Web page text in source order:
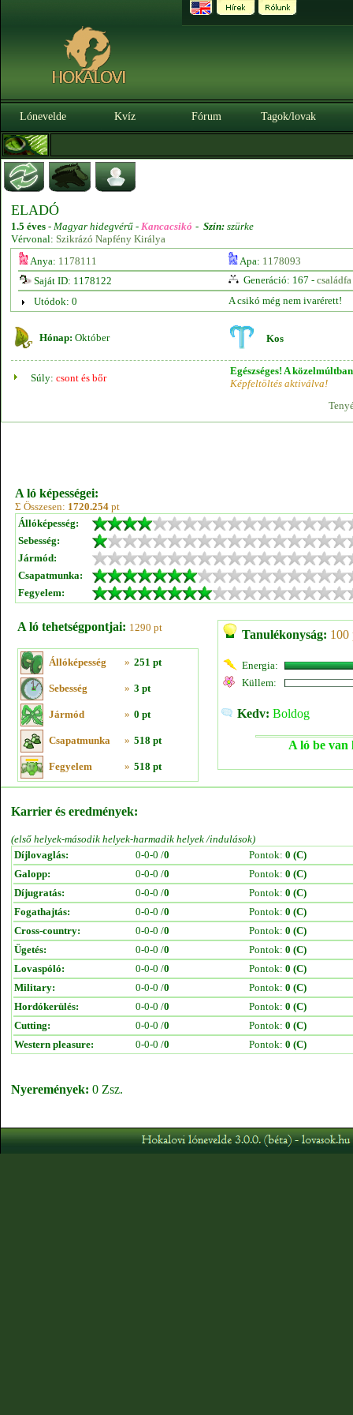
Lónevelde Kvíz Fórum Tagok/lovak
ELADÓ
1.5 éves - Magyar hidegvérű - Kancacsikó - Szín: szürke
Vérvonal: Szikrázó Napfény Királya
Anya: 1178111 Apa: 1178093
Saját ID: 1178122
Generáció: 167 - családfa
Utódok: 0
A csikó még nem ivarérett!
Hónap: Október Kos
Súly: csont és bőr
Egészséges! A
Képfeltöltés aktiválva!
A ló képességei:
Σ Összesen: 1720.254 pt
Állóképesség:
Sebesség:
Jármód:
Csapatmunka:
Fegyelem:
A ló tehetségpontjai: 1290 pt
Állóképesség » 251 pt
Sebesség » 3 pt
Jármód » 0 pt
Csapatmunka » 518 pt
Fegyelem » 518 pt
Tanulékonyság: 100
Energia:
Küllem:
Kedv: Boldog
A ló be van
Karrier és eredmények:
(első helyek-második helyek-harmadik helyek /indulások)
Díjlovaglás:
0-0-0 /0 Pontok: 0 (C)
Galopp:
0-0-0 /0 Pontok: 0 (C)
Díjugratás:
0-0-0 /0 Pontok: 0 (C)
Fogathajtás:
0-0-0 /0 Pontok: 0 (C)
Cross-country:
0-0-0 /0 Pontok: 0 (C)
Ügetés:
0-0-0 /0 Pontok: 0 (C)
Lovaspóló:
0-0-0 /0 Pontok: 0 (C)
Military:
0-0-0 /0 Pontok: 0 (C)
Hordókerülés:
0-0-0 /0 Pontok: 0 (C)
Cutting:
0-0-0 /0 Pontok: 0 (C)
Western pleasure:
0-0-0 /0 Pontok: 0 (C)
Nyeremények: 0 Zsz.